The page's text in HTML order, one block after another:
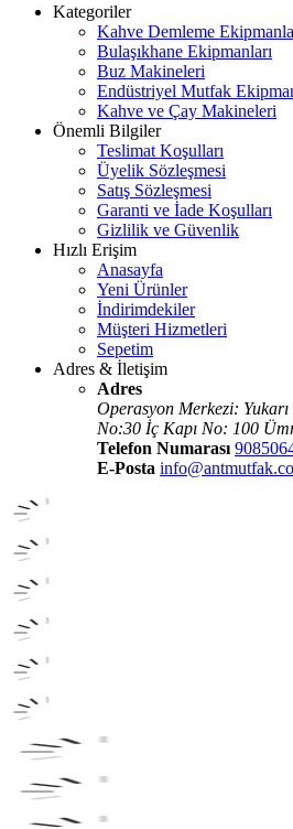
Kategoriler
Kahve Demleme
Bulaşıkhane Ekipmanları
Buz Makineleri
Endüstriyel Mutfak
Kahve ve Çay Makineleri
Önemli Bilgiler
Teslimat Koşulları
Üyelik Sözleşmesi
Satış Sözleşmesi
Garanti ve İade Koşulları
Gizlilik ve Güvenlik
Hızlı Erişim
Anasayfa
Yeni Ürünler
İndirimdekiler
Müşteri Hizmetleri
Sepetim
Adres & İletişim
Adres
Operasyon Merkezi:
No:30 İç Kapı No: 100
Telefon Numarası
E-Posta